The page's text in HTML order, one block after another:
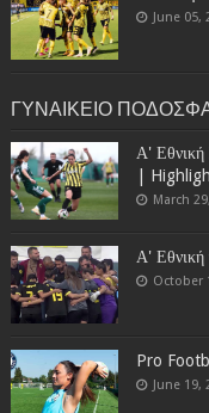
June 05,
ΓΥΝΑΙΚΕΙΟ
Α'
|
March
Α'
October
Pro
June 19,